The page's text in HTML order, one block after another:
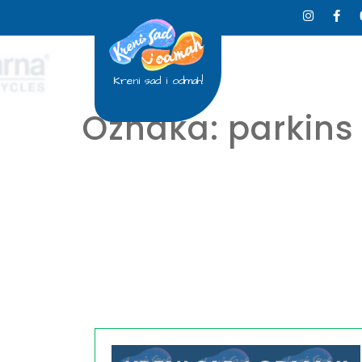
Kreni sad i odmah!
Oznaka: parkins